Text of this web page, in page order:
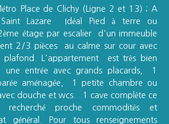
Place de Clichy (Ligne 2 et 13) ; A
Lazare Idéal Pied à terre ou
étage par escalier d'un immeuble
2/3 pièces au calme sur cour avec
plafond. L'appartement est très bien
une entrée avec grands placards, 1
aménagée, 1 petite chambre ou
douche et wcs. 1 cave complète ce
recherché proche commodités et
général. Pour tous renseignements